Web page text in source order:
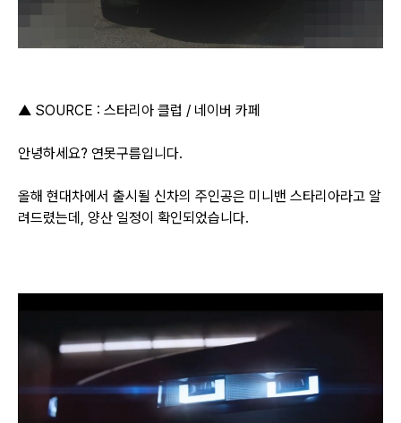
▲ SOURCE : 스타리아 클럽 / 네이버 카페
안녕하세요? 연못구름입니다.
올해 현대차에서 출시될 신차의 주인공은 미니밴 스타리아라고 알
려드렸는데, 양산 일정이 확인되었습니다.